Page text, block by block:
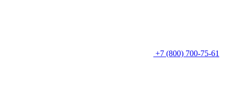
+7 (800) 700-75-61